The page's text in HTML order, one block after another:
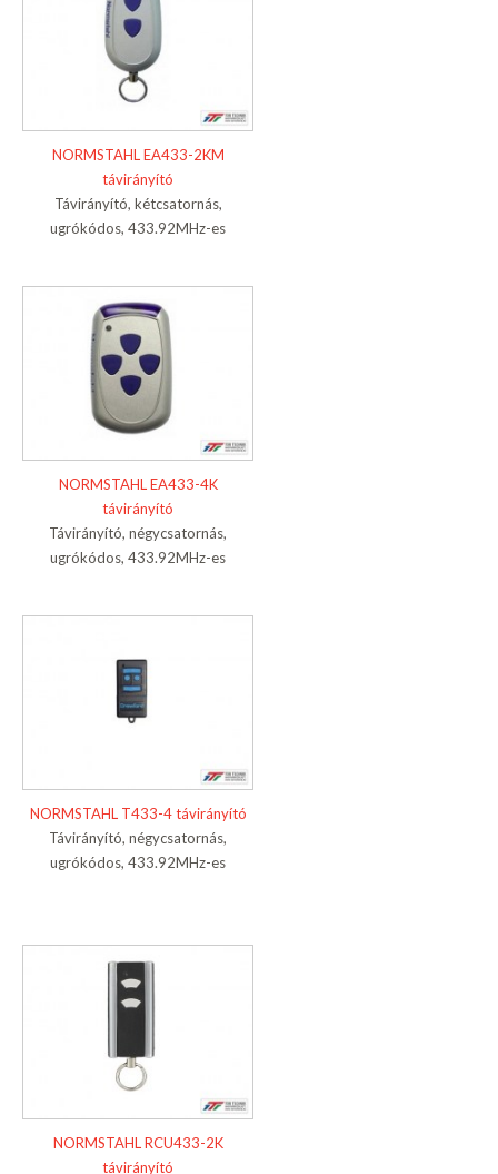
NORMSTAHL EA433-2KM
távirányító
Távirányító, kétcsatornás,
ugrókódos, 433.92MHz-es
NORMSTAHL EA433-4K
távirányító
Távirányító, négycsatornás,
ugrókódos, 433.92MHz-es
NORMSTAHL T433-4 távirányító
Távirányító, négycsatornás,
ugrókódos, 433.92MHz-es
NORMSTAHL RCU433-2K
távirányító